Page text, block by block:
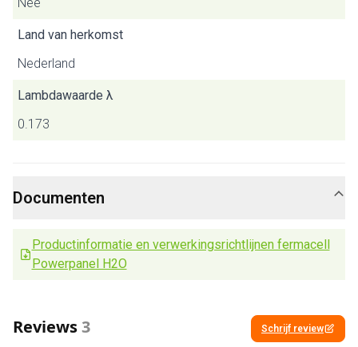
Land van herkomst
Nederland
Lambdawaarde λ
0.173
Documenten
Productinformatie en verwerkingsrichtlijnen fermacell
Powerpanel H2O
Reviews3 Schrijf review